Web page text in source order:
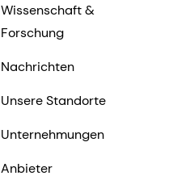
Wissenschaft &
Forschung
Nachrichten
Unsere Standorte
Unternehmungen
Anbieter